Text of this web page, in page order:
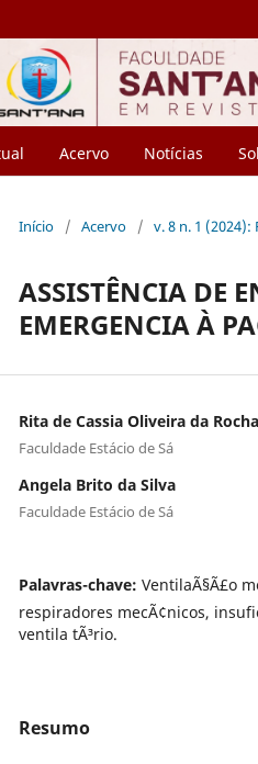
Acervo Notícias
Início / Acervo / v. 8 n. 1
ASSISTÊNCIA DE
EMERGENCIA À
Rita de Cassia Oliveira da Rocha
Faculdade Estácio de Sá
Angela Brito da Silva
Faculdade Estácio de Sá
Palavras-chave: VentilaÃ§Ã£o
respiradores mecÃ¢nicos,
ventila tÃ³rio.
Resumo